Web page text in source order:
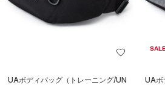
UAボディバッグ（トレーニング/UN
UAボ